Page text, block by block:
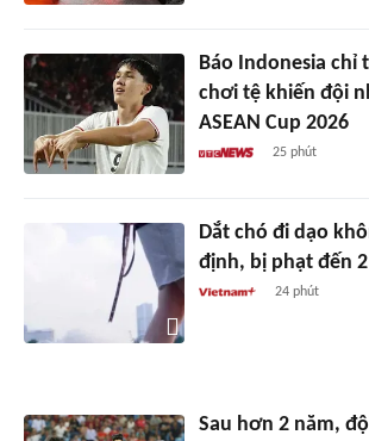
Báo Indonesia chỉ
chơi tệ khiến đội
ASEAN Cup 2026
25 phút
Dắt chó đi dạo
định, bị phạt đến
24 phút
Sau hơn 2 năm,